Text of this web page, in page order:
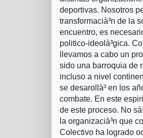
deportivas. Nosotros
transformacià³n de la
encuentro, es
politico-ideolà³gica.
llevamos a cabo un
sido una barroquia de
incluso a nivel
se desarollà³ en los
combate. En este
de este proceso. No
la organizacià³n que
Colectivo ha logrado